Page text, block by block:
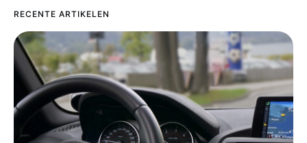
RECENTE ARTIKELEN